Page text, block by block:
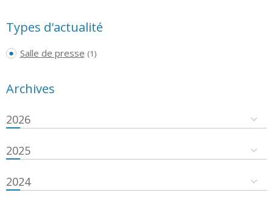
Types d'actualité
Salle de presse (1)
Archives
2026
2025
2024